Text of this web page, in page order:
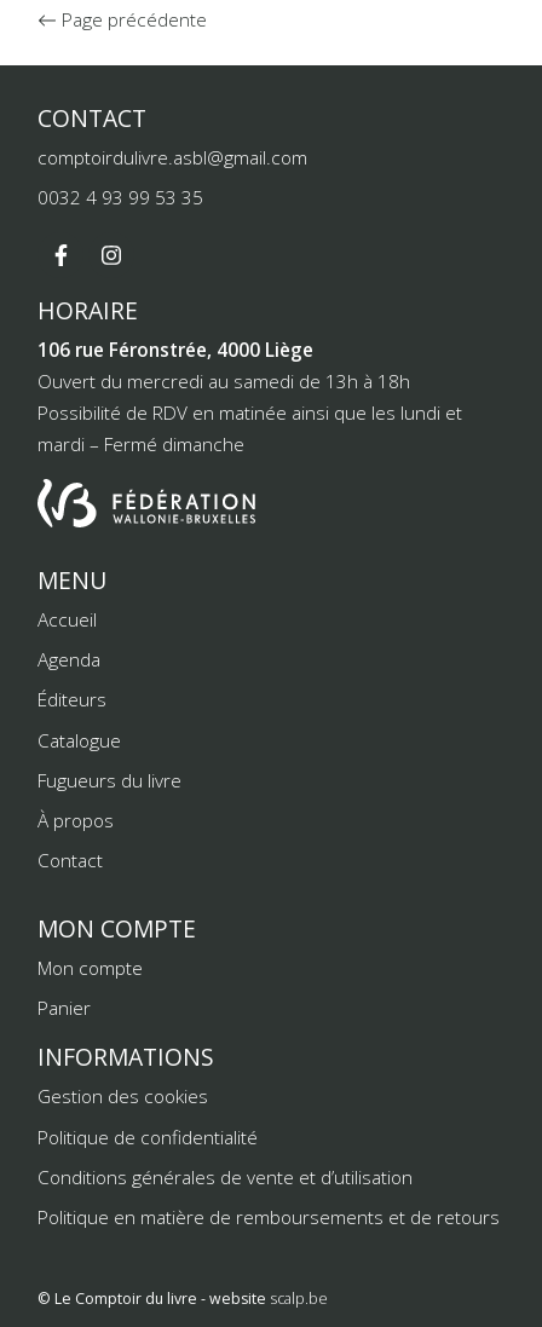
Page précédente
CONTACT
comptoirdulivre.asbl@gmail.com
0032 4 93 99 53 35
HORAIRE
106 rue Féronstrée, 4000 Liège
Ouvert du mercredi au samedi de 13h à 18h
Possibilité de RDV en matinée ainsi que les lundi et
mardi – Fermé dimanche
MENU
Accueil
Agenda
Éditeurs
Catalogue
Fugueurs du livre
À propos
Contact
MON COMPTE
Mon compte
Panier
INFORMATIONS
Gestion des cookies
Politique de confidentialité
Conditions générales de vente et d’utilisation
Politique en matière de remboursements et de retours
© Le Comptoir du livre - website scalp.be